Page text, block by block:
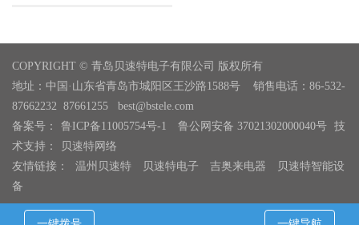
COPYRIGHT © 青岛贝速特电子有限公司 版权所有
地址：中国·山东省青岛市城阳区王沙路1588号 销售电话：86-532-
87662232 87661255 best@bstele.com
备案号：
鲁ICP备11005754号-1 鲁公网安备 37021302000040号 技
术支持：
贝速特网络
友情链接：
温州贝速特 贝速特电子 吉奥来电器
贝速特智能设
备